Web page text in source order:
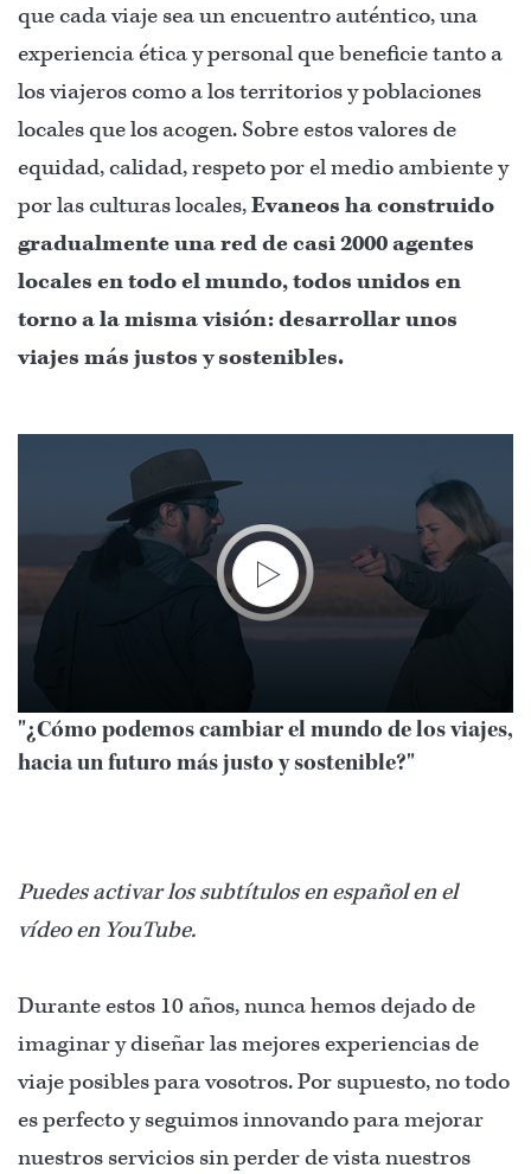
que cada viaje sea un encuentro auténtico, una
experiencia ética y personal que beneficie tanto a
los viajeros como a los territorios y poblaciones
locales que los acogen. Sobre estos valores de
equidad, calidad, respeto por el medio ambiente y
por las culturas locales,Evaneos ha construido
gradualmente una red de casi 2000 agentes
locales en todo el mundo, todos unidos en
torno a la mismavisión: desarrollar unos
viajes más justos y sostenibles.
"¿Cómo podemos cambiar el mundo de los viajes,
hacia un futuro más justo y sostenible?"
Puedes activar los subtítulos en español en el
vídeo en YouTube.
Durante estos 10 años, nunca hemos dejado de
imaginar y diseñar las mejores experiencias de
viaje posibles para vosotros. Por supuesto, no todo
es perfecto y seguimos innovando para mejorar
nuestros servicios sin perder de vista nuestros